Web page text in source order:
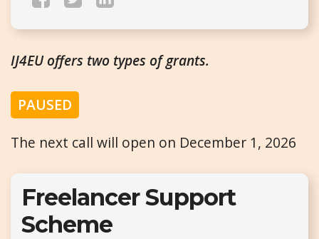
IJ4EU offers two types of grants.
PAUSED
The next call will open on December 1, 2026
Freelancer Support
Scheme